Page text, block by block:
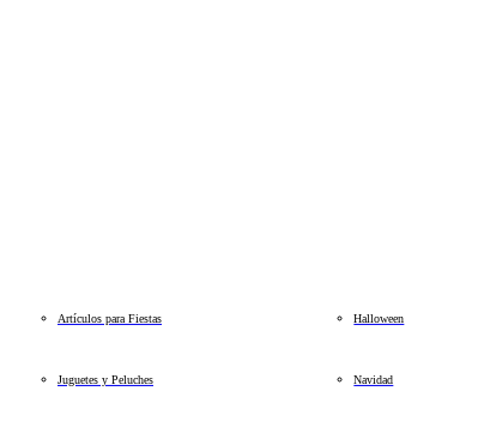
Artículos para Fiestas Halloween
Juguetes y Peluches Navidad